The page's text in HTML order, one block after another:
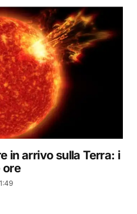
in arrivo sulla Terra: i
ore